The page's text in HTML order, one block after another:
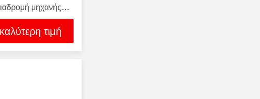
μηχανής
ταχύτητας
τιμή